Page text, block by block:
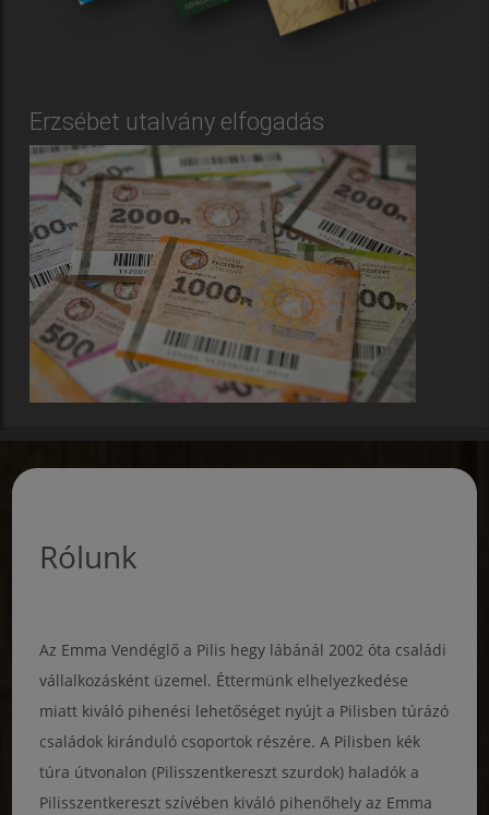
Erzsébet utalvány elfogadás
Rólunk
Az Emma Vendéglő a Pilis hegy lábánál 2002 óta családi
vállalkozásként üzemel. Éttermünk elhelyezkedése
miatt kiváló pihenési lehetőséget nyújt a Pilisben túrázó
családok kiránduló csoportok részére. A Pilisben kék
túra útvonalon (Pilisszentkereszt szurdok) haladók a
Pilisszentkereszt szívében kiváló pihenőhely az Emma